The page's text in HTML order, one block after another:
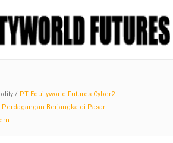
/ PT Equityworld Futures Cyber2
Perdagangan Berjangka di Pasar